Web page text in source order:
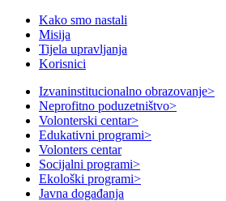
Kako smo nastali
Misija
Tijela upravljanja
Korisnici
Izvaninstitucionalno obrazovanje>
Neprofitno poduzetništvo>
Volonterski centar>
Edukativni programi>
Volonters centar
Socijalni programi>
Ekološki programi>
Javna događanja